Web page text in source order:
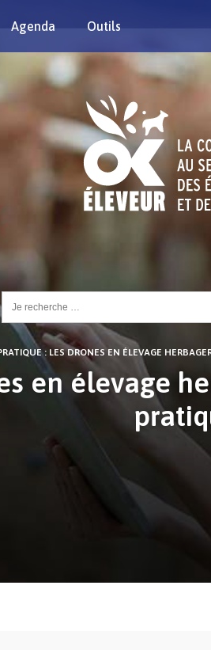
Agenda Outils
Rechercher :
: LES DRONES EN ÉLEVAGE
en élevage